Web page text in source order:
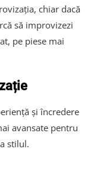
chiar dacă
să improvizezi
pe piese mai
și încredere
avansate pentru
stilul.